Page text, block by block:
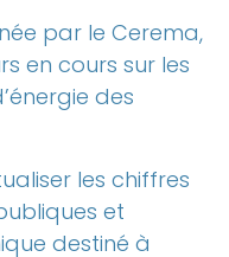
par le Cerema,
en cours sur les
des
les chiffres
et
destiné à